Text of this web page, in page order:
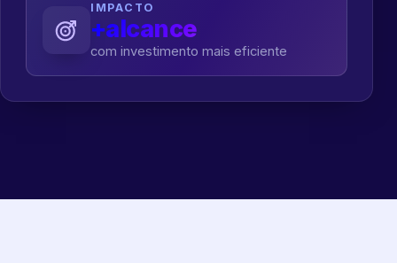
IMPACTO
+alcance
com investimento mais eficiente